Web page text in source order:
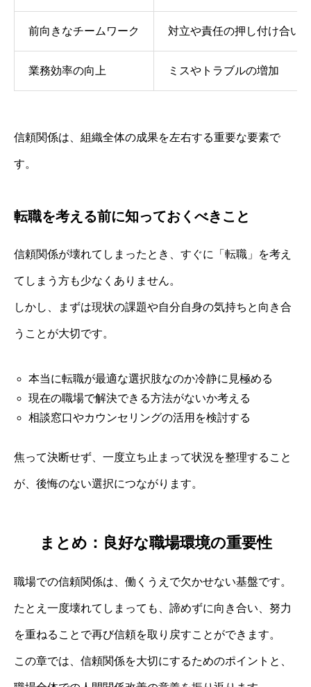
前向きなチームワーク 対立や責任の押し付け合い
業務効率の向上 ミスやトラブルの増加
信頼関係は、組織全体の成果を左右する重要な要素で
す。
転職を考える前に知っておくべきこと
信頼関係が壊れてしまったとき、すぐに「転職」を考え
てしまう方も少なくありません。
しかし、まずは現状の課題や自分自身の気持ちと向き合
うことが大切です。
本当に転職が最適な選択肢なのか冷静に見極める
現在の職場で解決できる方法がないか考える
相談窓口やカウンセリングの活用を検討する
焦って決断せず、一度立ち止まって状況を整理すること
が、後悔のない選択につながります。
まとめ：良好な職場環境の重要性
職場での信頼関係は、働くうえで欠かせない基盤です。
たとえ一度壊れてしまっても、諦めずに向き合い、努力
を重ねることで再び信頼を取り戻すことができます。
この章では、信頼関係を大切にするためのポイントと、